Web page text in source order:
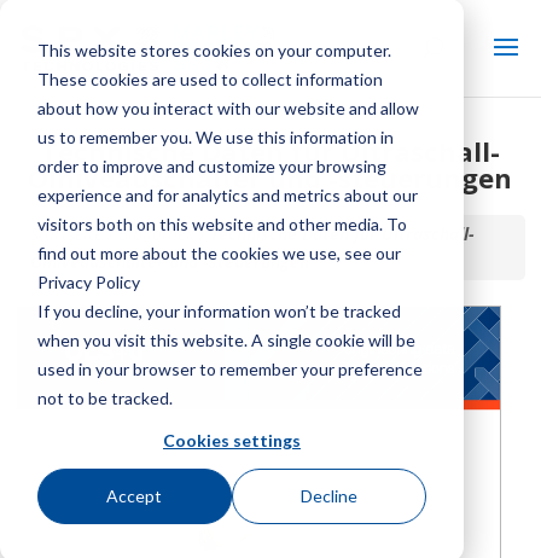
This website stores cookies on your computer.
These cookies are used to collect information
about how you interact with our website and allow
us to remember you. We use this information in
order to improve and customize your browsing
experience and for analytics and metrics about our
visitors both on this website and other media. To
find out more about the cookies we use, see our
Privacy Policy
If you decline, your information won’t be tracked
when you visit this website. A single cookie will be
used in your browser to remember your preference
not to be tracked.
Cookies settings
Accept Decline
Technische Daten für Ultraschall-
Ölniveauschalter und -steuerungen
Startseite / Bibliothek /Technische Daten für Ultraschall-
Ölniveauschalter und -steuerungen